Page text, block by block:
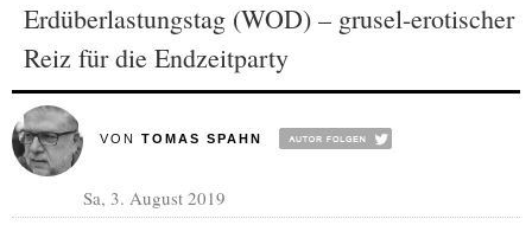
Erdüberlastungstag (WOD) – grusel-erotischer
Reiz für die Endzeitparty
VON TOMAS SPAHN
Sa, 3. August 2019